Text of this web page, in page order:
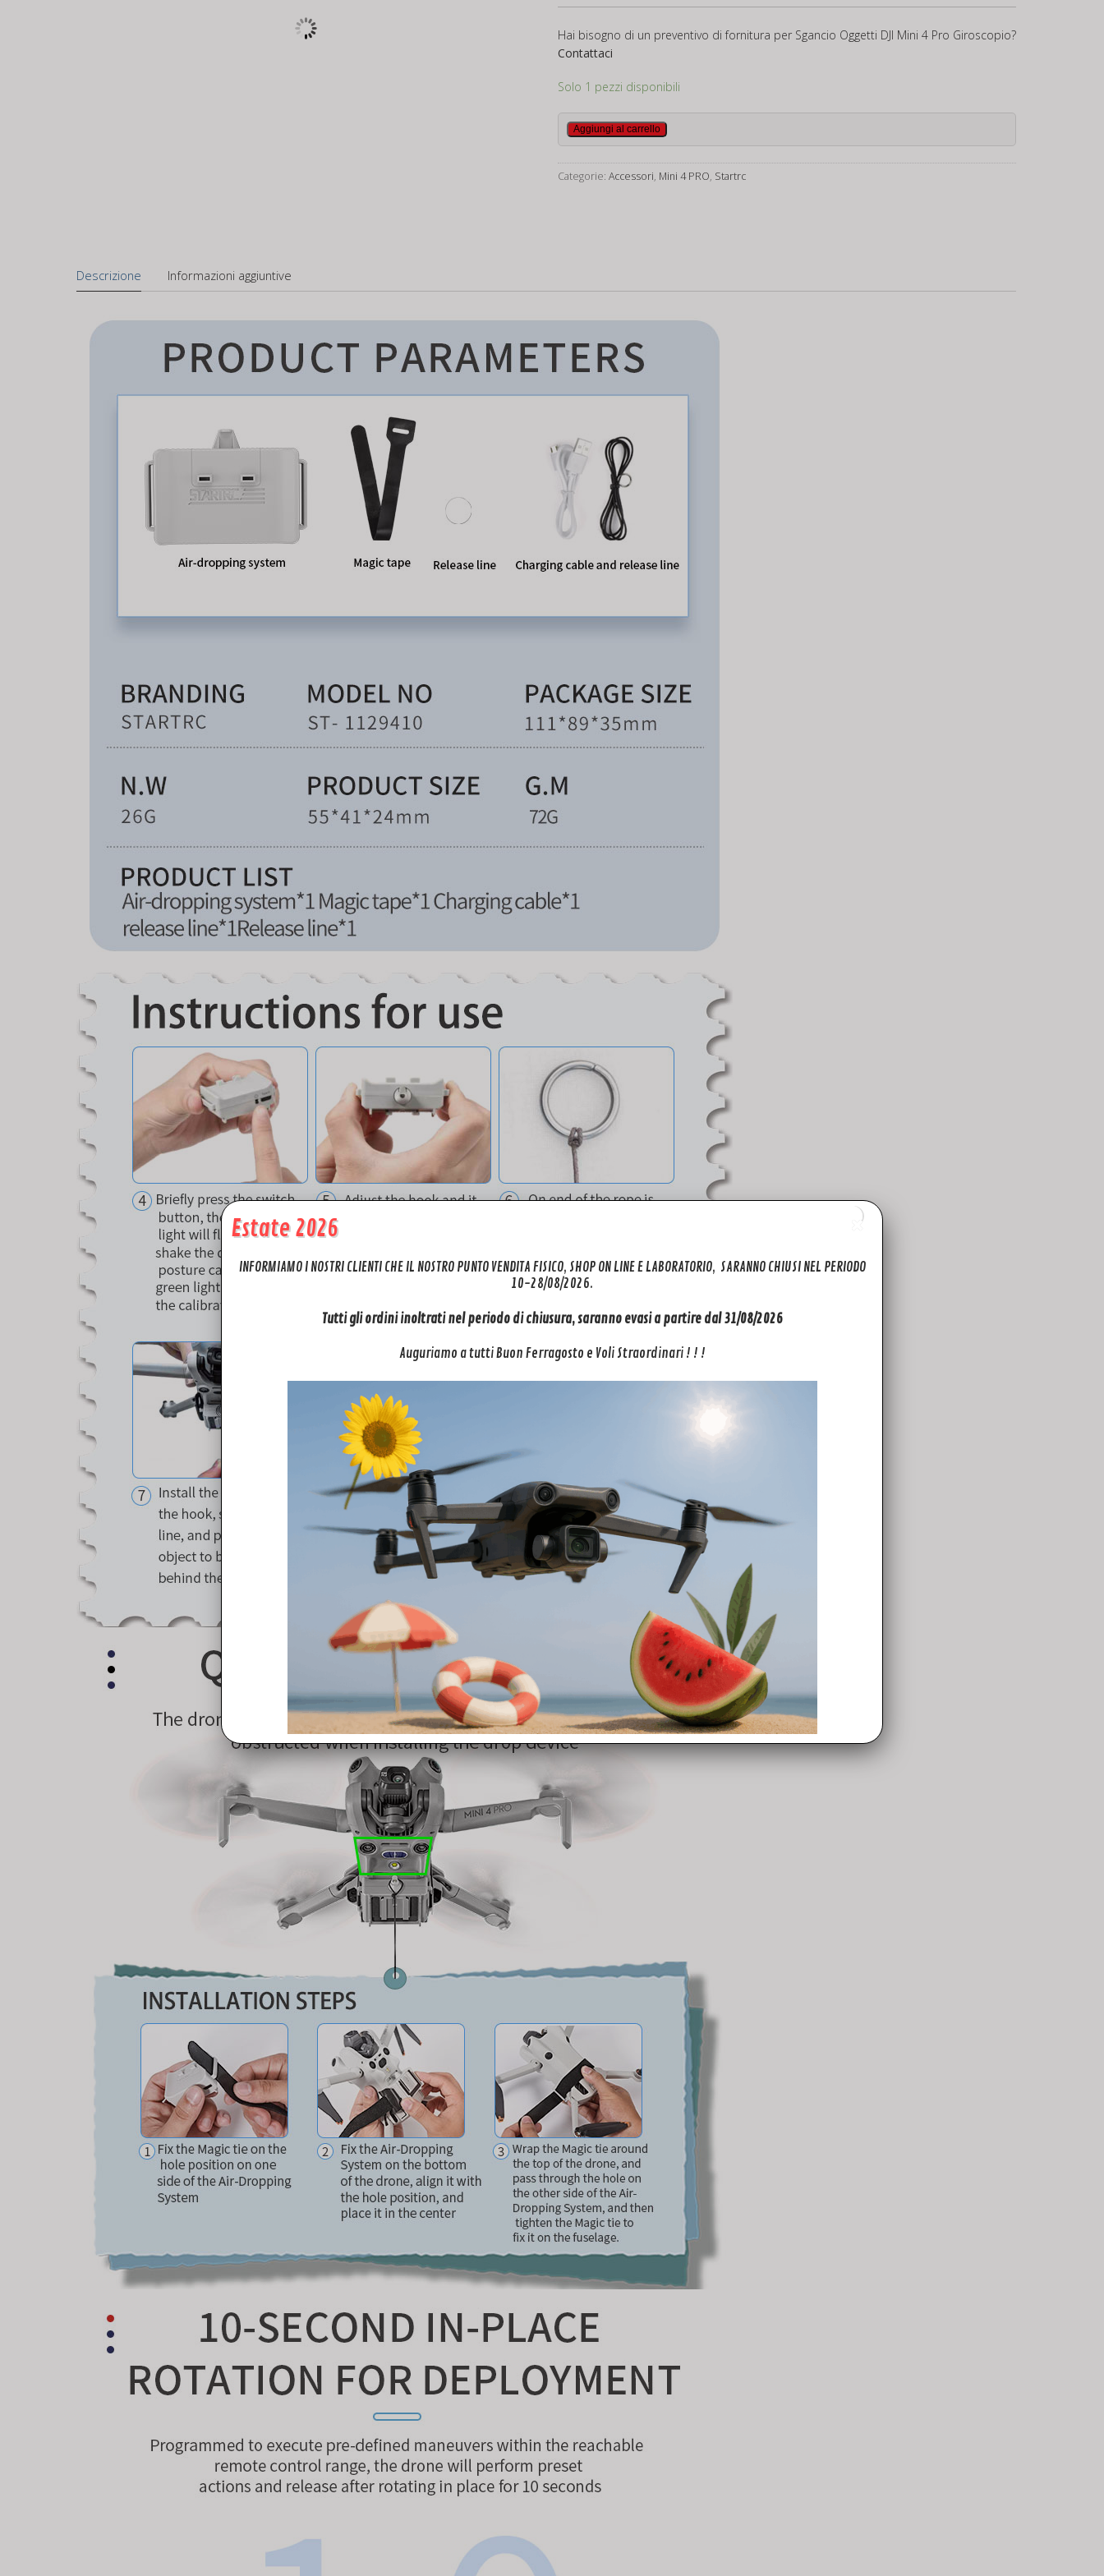
Hai bisogno di un preventivo di fornitura per Sgancio Oggetti DJI Mini 4 Pro Giroscopio?
Contattaci
Solo 1 pezzi disponibili
Sgancio
Oggetti
DJI
Mini
Aggiungi al carrello
Categorie: Accessori, Mini 4 PRO, Startrc
Descrizione Informazioni aggiuntive
Estate 2026
INFORMIAMO I NOSTRI CLIENTI CHE IL NOSTRO PUNTO VENDITA FISICO, SHOP ON LINE E LABORATORIO, SARANNO CHIUSI NEL PERIODO
10-28/08/2026.
Tutti gli ordini inoltrati nel periodo di chiusura, saranno evasi a partire dal 31/08/2026
Auguriamo a tutti Buon Ferragosto e Voli Straordinari ! ! !